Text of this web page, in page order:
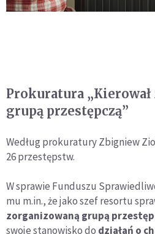
Prokuratura
grupą przestępczą”
Według prokuratury Zbigniew
26 przestępstw.
W sprawie Funduszu
mu m.in., że jako szef resortu
zorganizowaną grupą
swoje stanowisko do działań o